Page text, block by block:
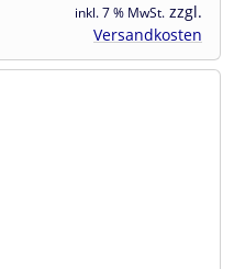
inkl. 7 % MwSt. zzgl.
Versandkosten